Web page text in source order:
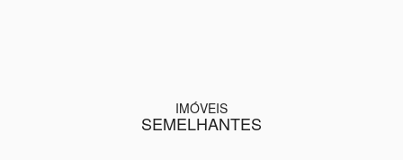
IMÓVEIS
SEMELHANTES